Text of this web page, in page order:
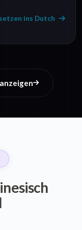
ins Dutch